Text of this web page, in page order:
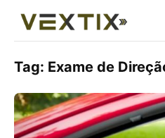
Tag: Exame de